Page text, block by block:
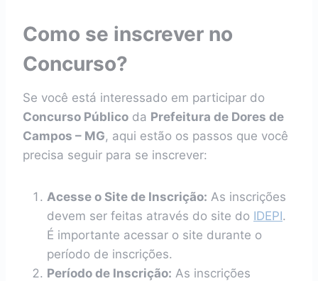
Como se inscrever no
Concurso?
Se você está interessado em participar do
Concurso Público da Prefeitura de Dores de
Campos – MG, aqui estão os passos que você
precisa seguir para se inscrever:
Acesse o Site de Inscrição: As inscrições
devem ser feitas através do site do IDEPI.
É importante acessar o site durante o
período de inscrições.
Período de Inscrição: As inscrições